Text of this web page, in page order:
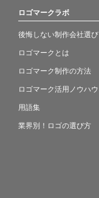
ロゴマークラボ
後悔しない制作会社選び
ロゴマークとは
ロゴマーク制作の方法
ロゴマーク活用ノウハウ
用語集
業界別！ロゴの選び方